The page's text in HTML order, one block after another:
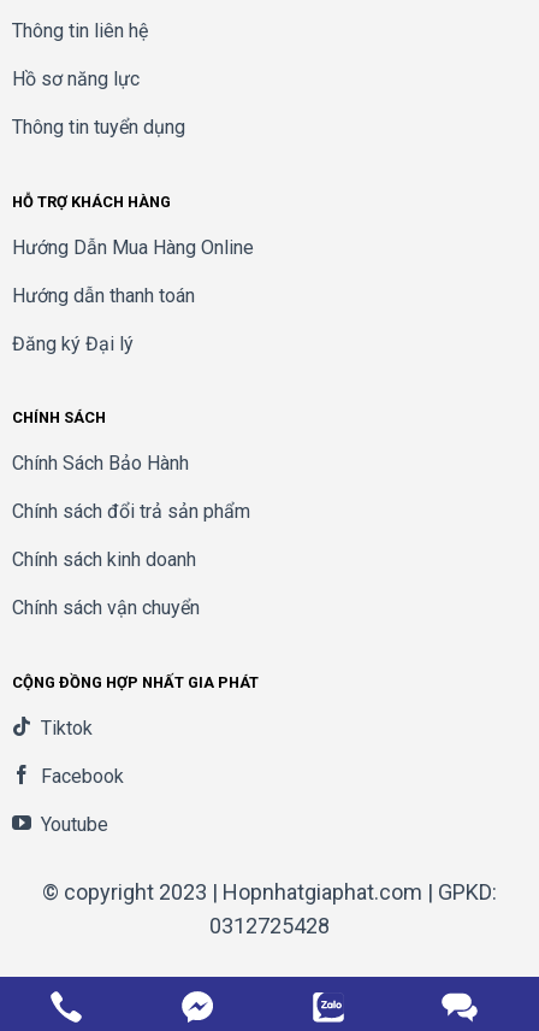
Thông tin liên hệ
Hồ sơ năng lực
Thông tin tuyển dụng
HỖ TRỢ KHÁCH HÀNG
Hướng Dẫn Mua Hàng Online
Hướng dẫn thanh toán
Đăng ký Đại lý
CHÍNH SÁCH
Chính Sách Bảo Hành
Chính sách đổi trả sản phẩm
Chính sách kinh doanh
Chính sách vận chuyển
CỘNG ĐỒNG HỢP NHẤT GIA PHÁT
Tiktok
Facebook
Youtube
© copyright 2023 | Hopnhatgiaphat.com | GPKD:
0312725428